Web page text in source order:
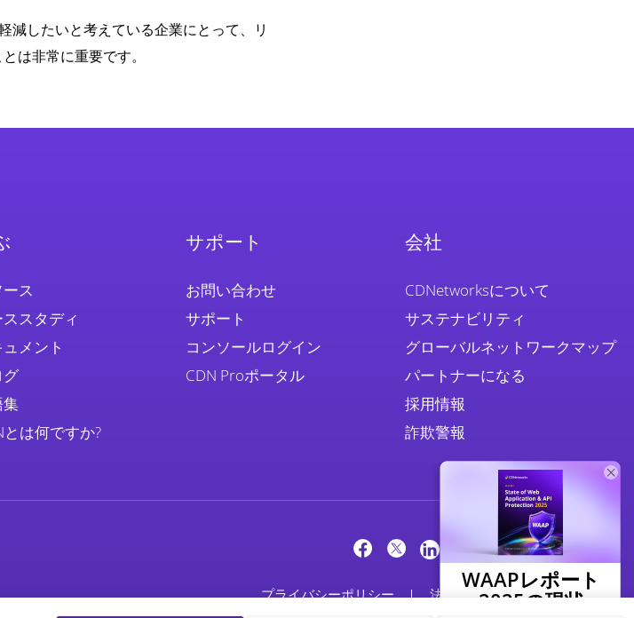
減したいと考えている企業にとって、リ
は非常に重要です。
ース
スタディ
ュメント
グ
集
とは何ですか?
サポート
お問い合わせ
サポート
コンソールログイン
CDN Proポータル
会社
CDNetworksについて
サステナビリティ
グローバルネットワークマップ
パートナーになる
採用情報
詐欺警報
プライバシーポリシー 法務 クッキーポリシー
WAAPレポート
2025の現状